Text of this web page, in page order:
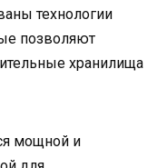
технологии
позволяют
хранилища
мощной и